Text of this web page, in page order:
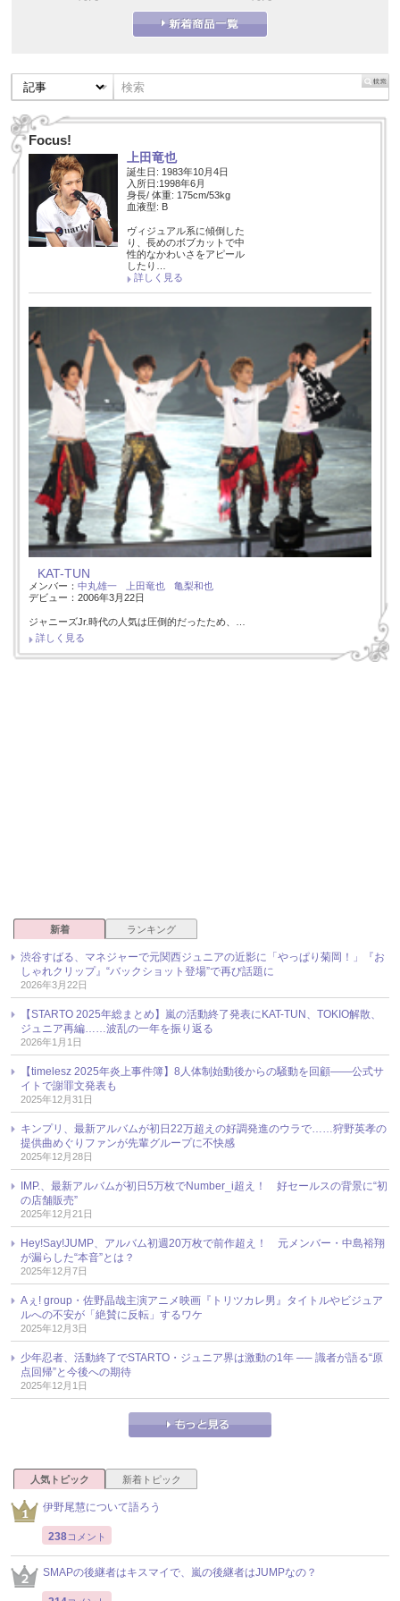
Focus!
上田竜也
誕生日: 1983年10月4日
入所日:1998年6月
身長/ 体重: 175cm/53kg
血液型: B
ヴィジュアル系に傾倒した
り、長めのボブカットで中
性的なかわいさをアピール
したり…
詳しく見る
KAT-TUN
メンバー： 中丸雄一 上田竜也
亀梨和也
デビュー：2006年3月22日
ジャニーズJr.時代の人気は圧倒的だったため、…
詳しく見る
新着 ランキング
渋谷すばる、マネジャーで元関西ジュニアの近影に「やっぱり菊岡！」『お
しゃれクリップ』“バックショット登場”で再び話題に
2026年3月22日
【STARTO 2025年総まとめ】嵐の活動終了発表にKAT-TUN、TOKIO解散、
ジュニア再編……波乱の一年を振り返る
2026年1月1日
【timelesz 2025年炎上事件簿】8人体制始動後からの騒動を回顧――公式サ
イトで謝罪文発表も
2025年12月31日
キンプリ、最新アルバムが初日22万超えの好調発進のウラで……狩野英孝の
提供曲めぐりファンが先輩グループに不快感
2025年12月28日
IMP.、最新アルバムが初日5万枚でNumber_i超え！ 好セールスの背景に“初
の店舗販売”
2025年12月21日
Hey!Say!JUMP、アルバム初週20万枚で前作超え！ 元メンバー・中島裕翔
が漏らした“本音”とは？
2025年12月7日
Aぇ! group・佐野晶哉主演アニメ映画『トリツカレ男』タイトルやビジュア
ルへの不安が「絶賛に反転」するワケ
2025年12月3日
少年忍者、活動終了でSTARTO・ジュニア界は激動の1年 ── 識者が語る“原
点回帰”と今後への期待
2025年12月1日
人気トピック 新着トピック
伊野尾慧について語ろう
238コメント
SMAPの後継者はキスマイで、嵐の後継者はJUMPなの？